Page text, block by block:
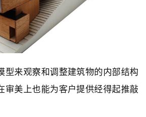
型来观察和调整建筑物的内部结构
审美上也能为客户提供经得起推敲